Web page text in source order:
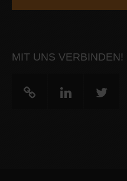
MIT UNS VERBINDEN!